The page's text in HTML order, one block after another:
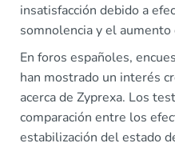
insatisfacción debido a
somnolencia y el aumento
En foros españoles,
han mostrado un interés
acerca de Zyprexa. Los
comparación entre los
estabilización del estado